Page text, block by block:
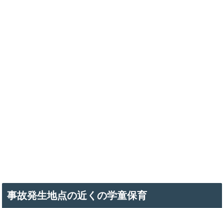
事故発生地点の近くの学童保育